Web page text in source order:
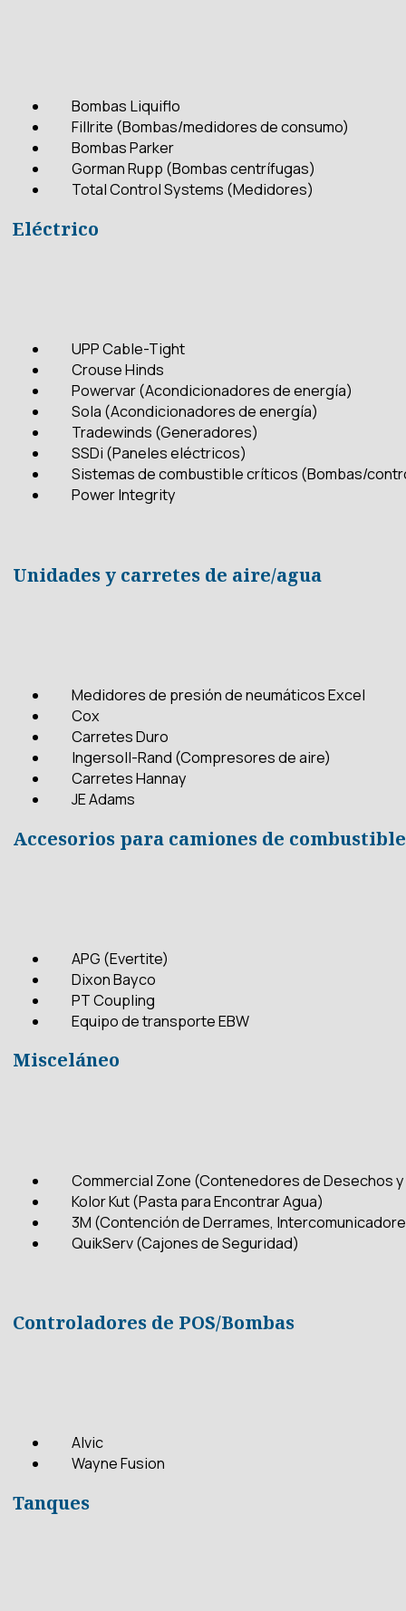
Bombas Liquiflo
Fillrite (Bombas/medidores de consumo)
Bombas Parker
Gorman Rupp (Bombas centrífugas)
Total Control Systems (Medidores)
Eléctrico
UPP Cable-Tight
Crouse Hinds
Powervar (Acondicionadores de energía)
Sola (Acondicionadores de energía)
Tradewinds (Generadores)
SSDi (Paneles eléctricos)
Sistemas de combustible críticos (Bombas/
Power Integrity
Unidades y carretes de aire/agua
Medidores de presión de neumáticos Excel
Cox
Carretes Duro
Ingersoll-Rand (Compresores de aire)
Carretes Hannay
JE Adams
Accesorios para camiones de combustible
APG (Evertite)
Dixon Bayco
PT Coupling
Equipo de transporte EBW
Misceláneo
Commercial Zone (Contenedores de Desechos
Kolor Kut (Pasta para Encontrar Agua)
3M (Contención de Derrames,
QuikServ (Cajones de Seguridad)
Controladores de POS/Bombas
Alvic
Wayne Fusion
Tanques